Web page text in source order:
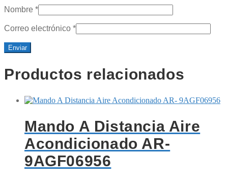
Nombre *
Correo electrónico *
Productos relacionados
Mando A Distancia Aire
Acondicionado AR-
9AGF06956